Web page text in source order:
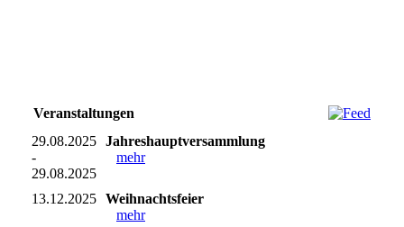
Veranstaltungen
29.08.2025
-
29.08.2025
Jahreshauptversammlung
mehr
13.12.2025 Weihnachtsfeier
mehr